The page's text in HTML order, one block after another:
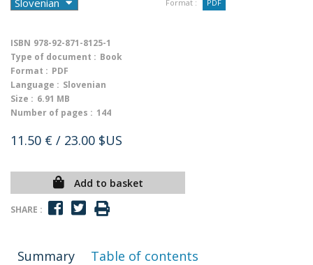
Format : PDF
ISBN 978-92-871-8125-1
Type of document : Book
Format : PDF
Language : Slovenian
Size : 6.91 MB
Number of pages : 144
11.50 € / 23.00 $US
Add to basket
SHARE :
Summary Table of contents